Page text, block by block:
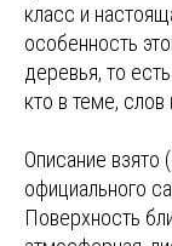
класс и
особенность
деревья, то
кто в теме, слов
Описание взято
официального
Поверхность